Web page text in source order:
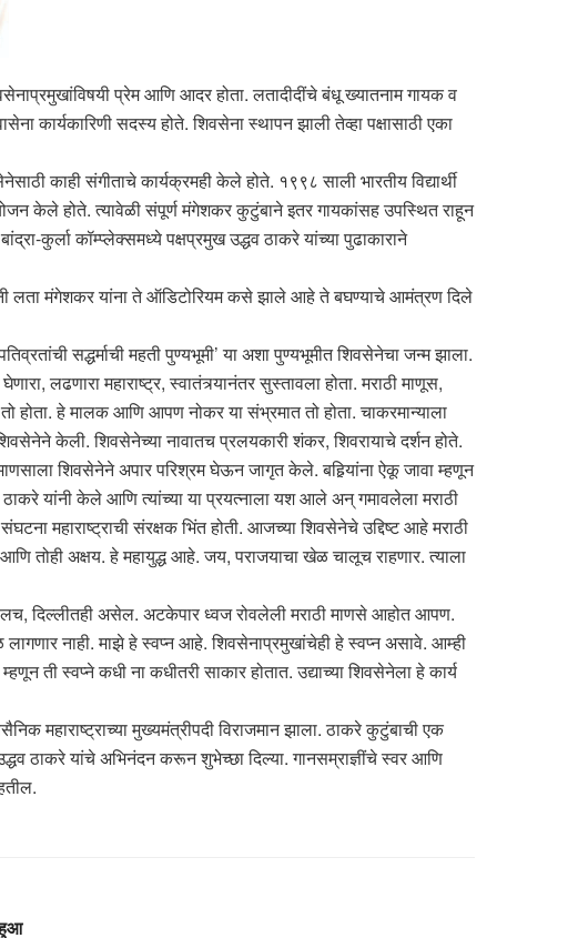
प्रेम आणि आदर होता. लतादीदींचे बंधू ख्यातनाम गायक व
कार्यकारिणी सदस्य होते. शिवसेना स्थापन झाली तेव्हा पक्षासाठी एका
काही संगीताचे कार्यक्रमही केले होते. १९९८ साली भारतीय विद्यार्थी
केले होते. त्यावेळी संपूर्ण मंगेशकर कुटुंबाने इतर गायकांसह उपस्थित राहून
कुर्ला कॉम्प्लेक्समध्ये पक्षप्रमुख उद्धव ठाकरे यांच्या पुढाकाराने
लता मंगेशकर यांना ते ऑडिटोरियम कसे झाले आहे ते बघण्याचे आमंत्रण दिले
सद्धर्माची महती पुण्यभूमी’ या अशा पुण्यभूमीत शिवसेनेचा जन्म झाला.
लढणारा महाराष्ट्र, स्वातंत्र्यानंतर सुस्तावला होता. मराठी माणूस,
तो होता. हे मालक आणि आपण नोकर या संभ्रमात तो होता. चाकरमान्याला
केली. शिवसेनेच्या नावातच प्रलयकारी शंकर, शिवरायाचे दर्शन होते.
शिवसेनेने अपार परिश्रम घेऊन जागृत केले. बहिर्‍यांना ऐकू जावा म्हणून
यांनी केले आणि त्यांच्या या प्रयत्नाला यश आले अन् गमावलेला मराठी
महाराष्ट्राची संरक्षक भिंत होती. आजच्या शिवसेनेचे उद्दिष्ट आहे मराठी
तोही अक्षय. हे महायुद्ध आहे. जय, पराजयाचा खेळ चालूच राहणार. त्याला
दिल्लीतही असेल. अटकेपार ध्वज रोवलेली मराठी माणसे आहोत आपण.
लागणार नाही. माझे हे स्वप्न आहे. शिवसेनाप्रमुखांचेही हे स्वप्न असावे. आम्ही
ती स्वप्ने कधी ना कधीतरी साकार होतात. उद्याच्या शिवसेनेला हे कार्य
महाराष्ट्राच्या मुख्यमंत्रीपदी विराजमान झाला. ठाकरे कुटुंबाची एक
ठाकरे यांचे अभिनंदन करून शुभेच्छा दिल्या. गानसम्राज्ञींचे स्वर आणि
हुआ